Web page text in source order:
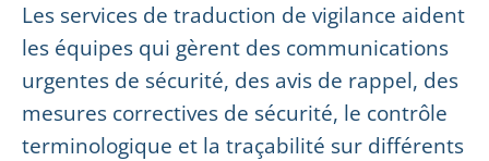
Les services de traduction de vigilance aident
les équipes qui gèrent des communications
urgentes de sécurité, des avis de rappel, des
mesures correctives de sécurité, le contrôle
terminologique et la traçabilité sur différents